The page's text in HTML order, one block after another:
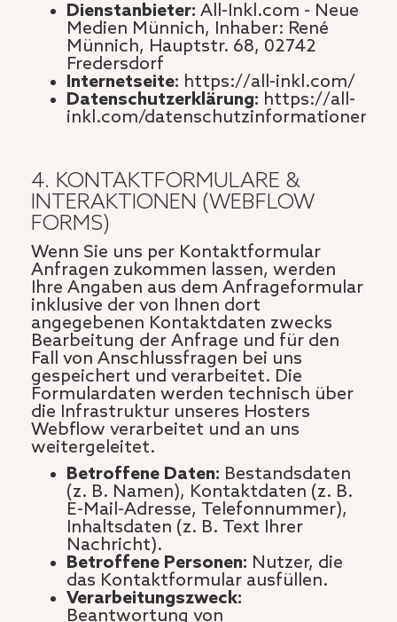
Dienstanbieter: All-Inkl.com - Neue
Medien Münnich, Inhaber: René
Münnich, Hauptstr. 68, 02742
Fredersdorf
Internetseite: https://all-inkl.com/
Datenschutzerklärung: https://all-
inkl.com/datenschutzinformationen/
4. KONTAKTFORMULARE &
INTERAKTIONEN (WEBFLOW
FORMS)
Wenn Sie uns per Kontaktformular
Anfragen zukommen lassen, werden
Ihre Angaben aus dem Anfrageformular
inklusive der von Ihnen dort
angegebenen Kontaktdaten zwecks
Bearbeitung der Anfrage und für den
Fall von Anschlussfragen bei uns
gespeichert und verarbeitet. Die
Formulardaten werden technisch über
die Infrastruktur unseres Hosters
Webflow verarbeitet und an uns
weitergeleitet.
Betroffene Daten: Bestandsdaten
(z. B. Namen), Kontaktdaten (z. B.
E-Mail-Adresse, Telefonnummer),
Inhaltsdaten (z. B. Text Ihrer
Nachricht).
Betroffene Personen: Nutzer, die
das Kontaktformular ausfüllen.
Verarbeitungszweck:
Beantwortung von